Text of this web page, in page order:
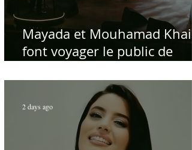
Mayada et Mouhamad
font voyager le public de
chant et de la musique
d'antan
2 days ago